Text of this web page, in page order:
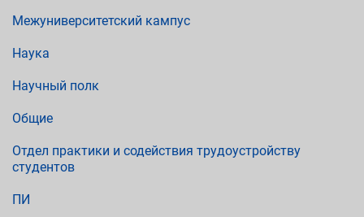
Межуниверситетский кампус
Наука
Научный полк
Общие
Отдел практики и содействия трудоустройству
студентов
ПИ